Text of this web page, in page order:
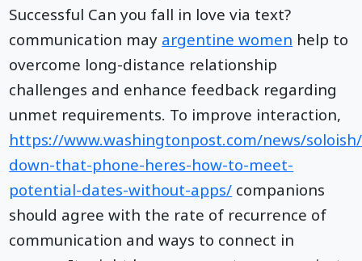
Successful Can you fall in love via text?
communication may argentine women help to
overcome long-distance relationship
challenges and enhance feedback regarding
unmet requirements. To improve interaction,
https://www.washingtonpost.com/news/
down-that-phone-heres-how-to-meet-
potential-dates-without-apps/ companions
should agree with the rate of recurrence of
communication and ways to connect in